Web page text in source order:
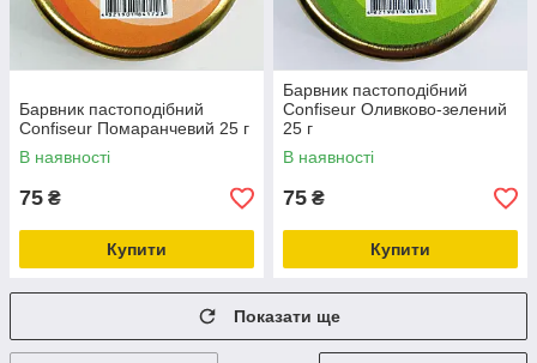
Барвник пастоподібний
Confiseur Помаранчевий 25 г
В наявності
75 ₴
Купити
Барвник пастоподібний
Confiseur Оливково-зелений
25 г
В наявності
75 ₴
Купити
Показати ще